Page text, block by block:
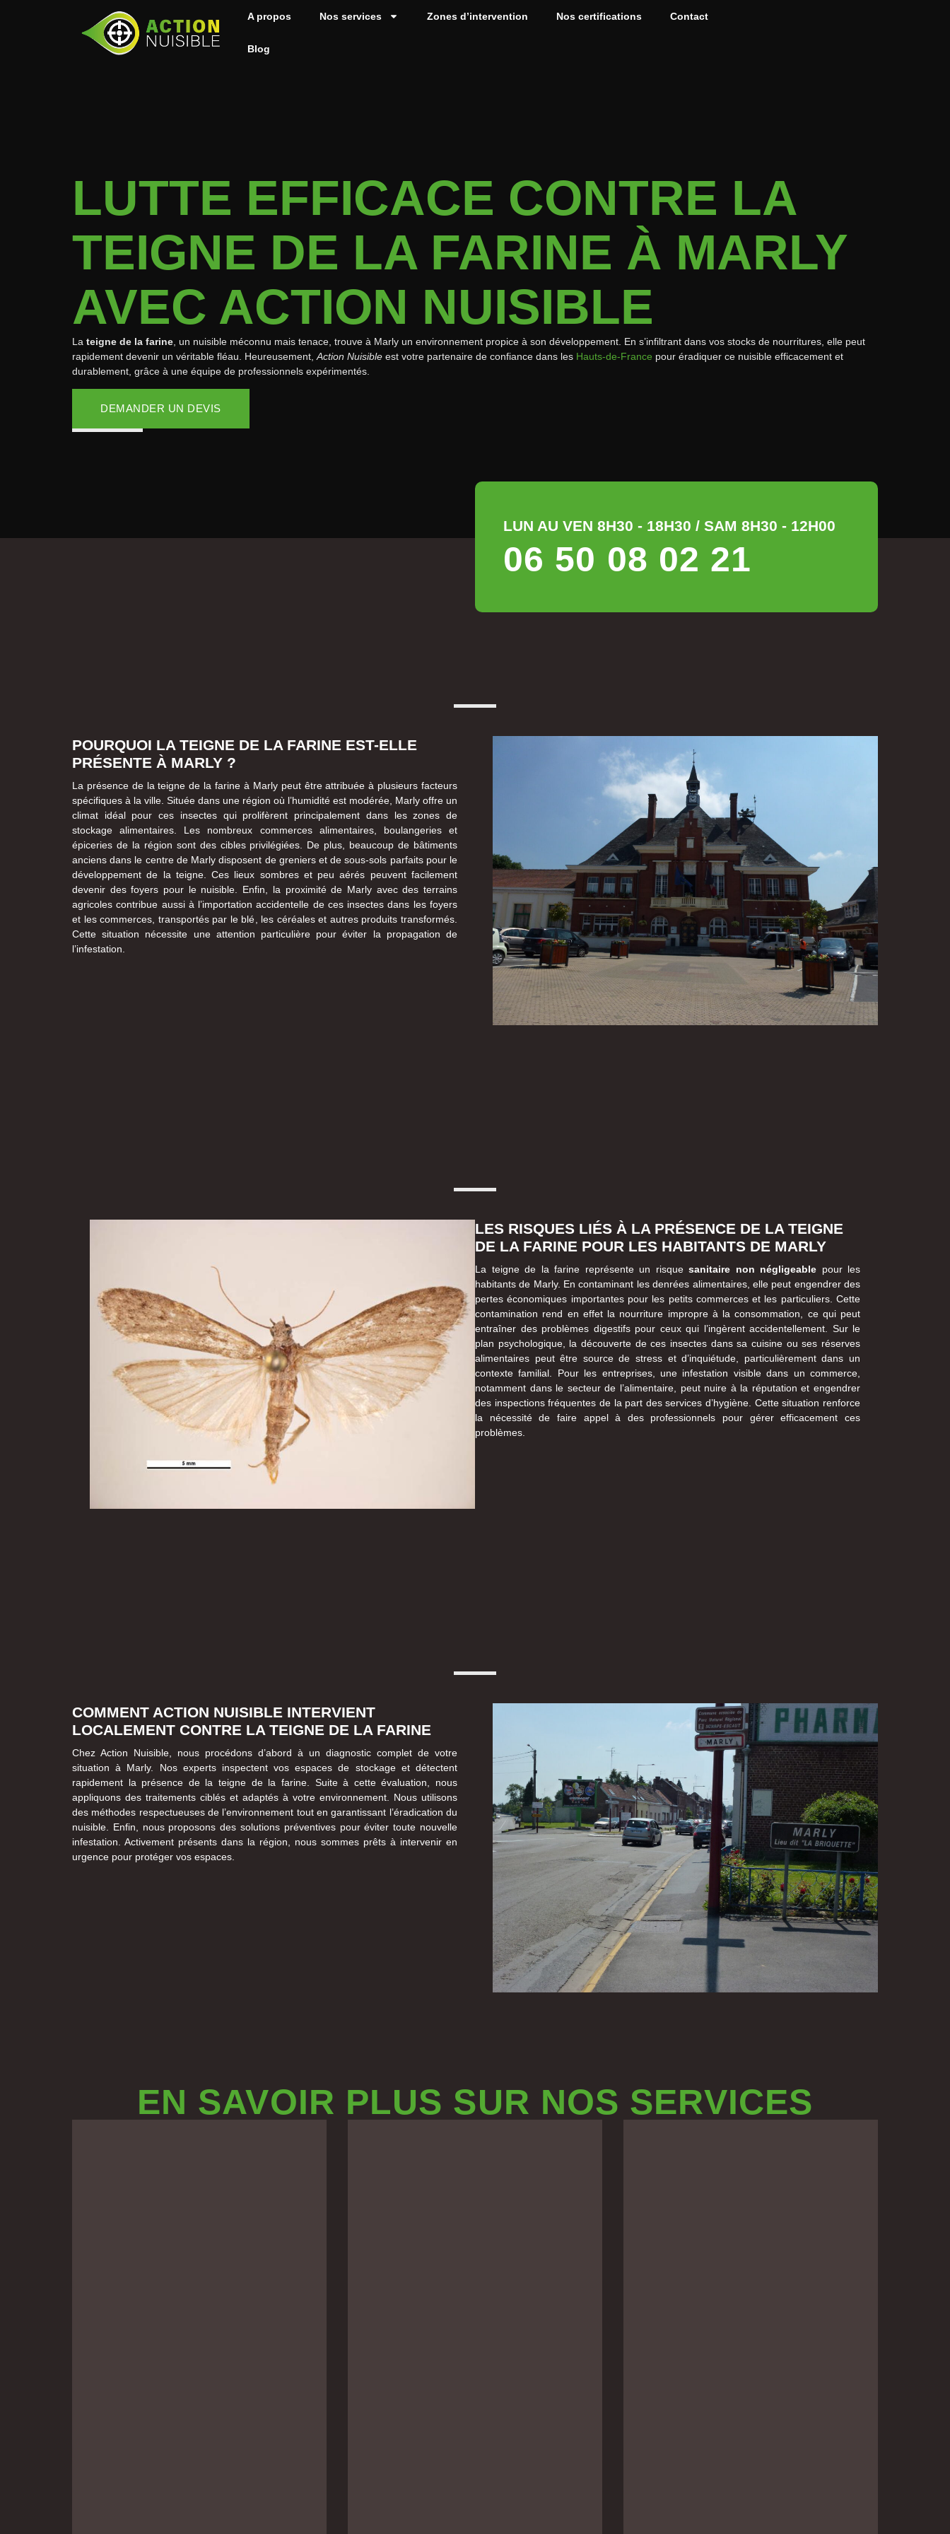
A propos Nos services Zones d’intervention Nos certifications Contact
Blog
LUTTE EFFICACE CONTRE LA
TEIGNE DE LA FARINE À MARLY
AVEC ACTION NUISIBLE
La teigne de la farine , un nuisible méconnu mais tenace, trouve à Marly un environnement propice à son développement. En s’infiltrant dans vos stocks de nourritures, elle peut
rapidement devenir un véritable fléau. Heureusement, Action Nuisible est votre partenaire de confiance dans les Hauts-de-France pour éradiquer ce nuisible efficacement et
durablement, grâce à une équipe de professionnels expérimentés.
DEMANDER UN DEVIS
LUN AU VEN 8H30 - 18H30 / SAM 8H30 - 12H00
06 50 08 02 21
POURQUOI LA TEIGNE DE LA FARINE EST-ELLE
PRÉSENTE À MARLY ?
La présence de la teigne de la farine à Marly peut être attribuée à plusieurs facteurs
spécifiques à la ville. Située dans une région où l’humidité est modérée, Marly offre un
climat idéal pour ces insectes qui prolifèrent principalement dans les zones de
stockage alimentaires. Les nombreux commerces alimentaires, boulangeries et
épiceries de la région sont des cibles privilégiées. De plus, beaucoup de bâtiments
anciens dans le centre de Marly disposent de greniers et de sous-sols parfaits pour le
développement de la teigne. Ces lieux sombres et peu aérés peuvent facilement
devenir des foyers pour le nuisible. Enfin, la proximité de Marly avec des terrains
agricoles contribue aussi à l’importation accidentelle de ces insectes dans les foyers
et les commerces, transportés par le blé, les céréales et autres produits transformés.
Cette situation nécessite une attention particulière pour éviter la propagation de
l’infestation.
LES RISQUES LIÉS À LA PRÉSENCE DE LA TEIGNE
DE LA FARINE POUR LES HABITANTS DE MARLY
La teigne de la farine représente un risque sanitaire non négligeable pour les
habitants de Marly. En contaminant les denrées alimentaires, elle peut engendrer des
pertes économiques importantes pour les petits commerces et les particuliers. Cette
contamination rend en effet la nourriture impropre à la consommation, ce qui peut
entraîner des problèmes digestifs pour ceux qui l’ingèrent accidentellement. Sur le
plan psychologique, la découverte de ces insectes dans sa cuisine ou ses réserves
alimentaires peut être source de stress et d’inquiétude, particulièrement dans un
contexte familial. Pour les entreprises, une infestation visible dans un commerce,
notamment dans le secteur de l’alimentaire, peut nuire à la réputation et engendrer
des inspections fréquentes de la part des services d’hygiène. Cette situation renforce
la nécessité de faire appel à des professionnels pour gérer efficacement ces
problèmes.
COMMENT ACTION NUISIBLE INTERVIENT
LOCALEMENT CONTRE LA TEIGNE DE LA FARINE
Chez Action Nuisible, nous procédons d’abord à un diagnostic complet de votre
situation à Marly. Nos experts inspectent vos espaces de stockage et détectent
rapidement la présence de la teigne de la farine. Suite à cette évaluation, nous
appliquons des traitements ciblés et adaptés à votre environnement. Nous utilisons
des méthodes respectueuses de l’environnement tout en garantissant l’éradication du
nuisible. Enfin, nous proposons des solutions préventives pour éviter toute nouvelle
infestation. Activement présents dans la région, nous sommes prêts à intervenir en
urgence pour protéger vos espaces.
EN SAVOIR PLUS SUR NOS SERVICES